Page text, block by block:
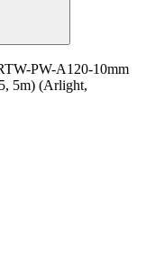
PW-A120-10mm
5m) (Arlight,